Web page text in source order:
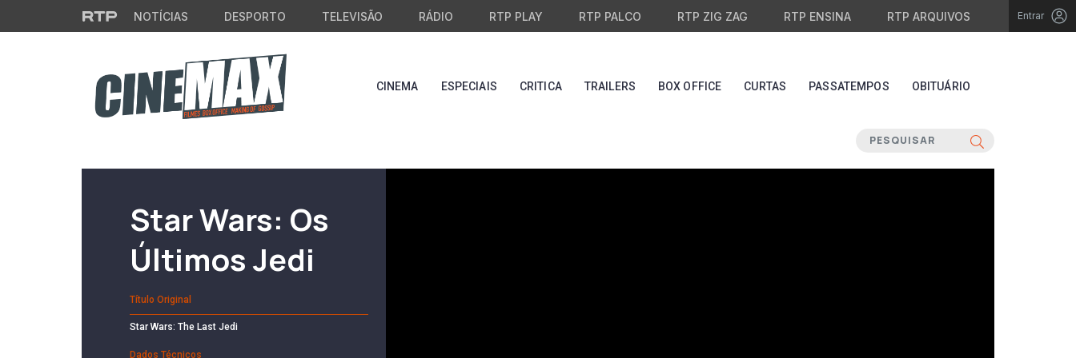
Saltar para o conteúdo principal
NOTÍCIAS DESPORTO TELEVISÃO RÁDIO RTP PLAY RTP PALCO RTP ZIG ZAG RTP ENSINA RTP ARQUIVOS Entrar
CINEMA ESPECIAIS CRITICA TRAILERS BOX OFFICE CURTAS PASSATEMPOS OBITUÁRIO
Star Wars: Os
Últimos Jedi
Título Original
Star Wars: The Last Jedi
Dados Técnicos